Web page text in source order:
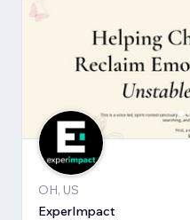
OH, US
ExperImpact